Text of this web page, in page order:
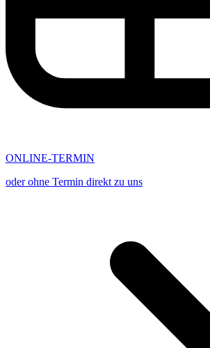
ONLINE-TERMIN
oder ohne Termin direkt zu uns